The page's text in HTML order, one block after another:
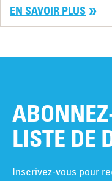
EN SAVOIR PLUS
LISTE DE
Inscrivez-vous pour